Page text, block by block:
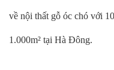
về nội thất gỗ óc chó với
1.000m² tại Hà Đông.